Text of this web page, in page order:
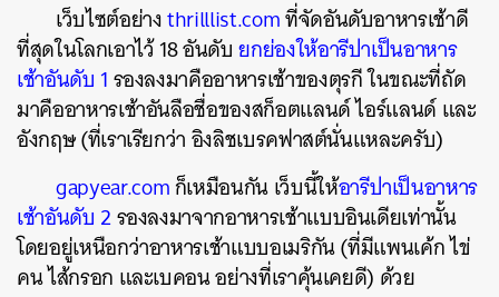
เว็บไซต์อย่างthrilllist.comที่จัดอันดับอาหารเช้าดี
ที่สุดในโลกเอาไว้ 18 อันดับยกย่องให้อารีปาเป็นอาหาร
เช้าอันดับ 1รองลงมาคืออาหารเช้าของตุรกี ในขณะที่ถัด
มาคืออาหารเช้าอันลือชื่อของสก็อตแลนด์ ไอร์แลนด์ และ
อังกฤษ (ที่เราเรียกว่า อิงลิชเบรคฟาสต์นั่นแหละครับ)
gapyear.comก็เหมือนกัน เว็บนี้ให้อารีปาเป็นอาหาร
เช้าอันดับ 2รองลงมาจากอาหารเช้าแบบอินเดียเท่านั้น
โดยอยู่เหนือกว่าอาหารเช้าแบบอเมริกัน (ที่มีแพนเค้ก ไข่
คน ไส้กรอก และเบคอน อย่างที่เราคุ้นเคยดี) ด้วย